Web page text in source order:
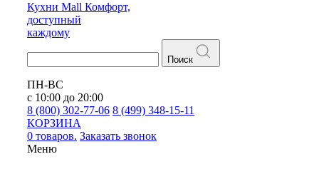
Кухни Mall Комфорт,
доступный
каждому
Поиск
ПН-ВС
с 10:00 до 20:00
8 (800) 302-77-06 8 (499) 348-15-11
КОРЗИНА
0 товаров. Заказать звонок
Меню